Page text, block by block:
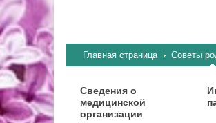
Главная страница Советы
Сведения о
медицинской
организации